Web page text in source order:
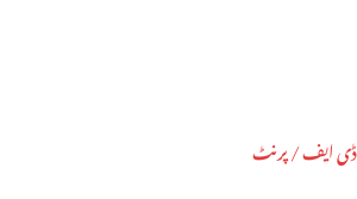
ڈی ایف / پرنٹ